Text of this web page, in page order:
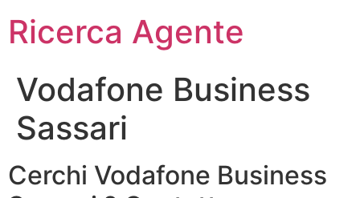
Ricerca Agente
Vodafone Business
Sassari
Cerchi Vodafone Business